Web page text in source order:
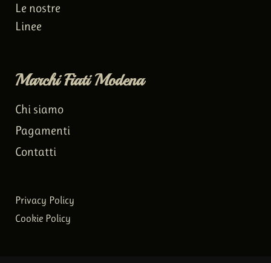
Le nostre
Linee
Marchi Fiati Modena
Chi siamo
Pagamenti
Contatti
Privacy Policy
Cookie Policy